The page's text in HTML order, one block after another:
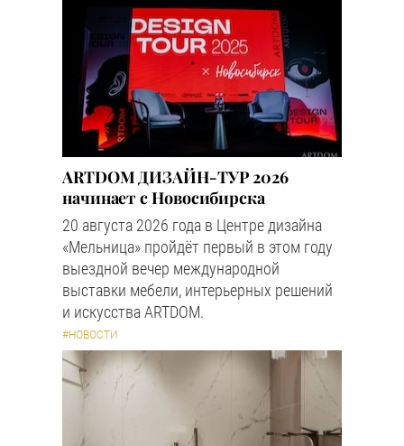
ARTDOM ДИЗАЙН-ТУР 2026
начинает с Новосибирска
20 августа 2026 года в Центре дизайна
«Мельница» пройдёт первый в этом году
выездной вечер международной
выставки мебели, интерьерных решений
и искусства ARTDOM.
#НОВОСТИ